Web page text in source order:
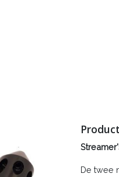
De twee